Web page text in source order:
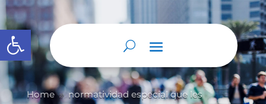
Abrir barra de herramientas
Home 9 normatividad especial que les